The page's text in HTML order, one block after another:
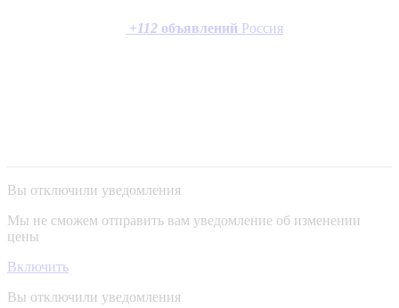
+112 объявлений Россия
Вы отключили уведомления
Мы не сможем отправить вам уведомление об изменении
цены
Включить
Вы отключили уведомления